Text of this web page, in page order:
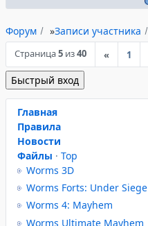
Форум »Записи участника
Страница5 из40 « 1
Главная
Правила
Новости
Файлы · Top
Worms 3D
Worms Forts: Under Siege
Worms 4: Mayhem
Worms Ultimate Mayhem